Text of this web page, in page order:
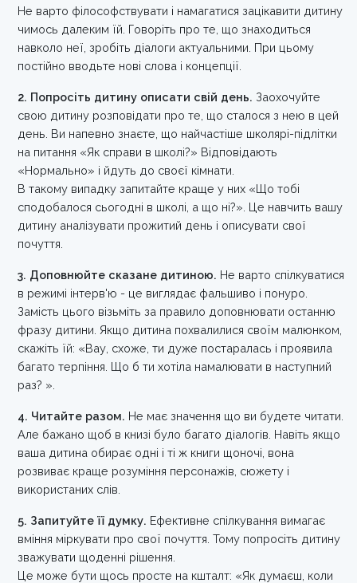
Не варто філософствувати і намагатися зацікавити дитину
чимось далеким їй. Говоріть про те, що знаходиться
навколо неї, зробіть діалоги актуальними. При цьому
постійно вводьте нові слова і концепції.
2. Попросіть дитину описати свій день. Заохочуйте
свою дитину розповідати про те, що сталося з нею в цей
день. Ви напевно знаєте, що найчастіше школярі-підлітки
на питання «Як справи в школі?» Відповідають
«Нормально» і йдуть до своєї кімнати.
В такому випадку запитайте краще у них «Що тобі
сподобалося сьогодні в школі, а що ні?». Це навчить вашу
дитину аналізувати прожитий день і описувати свої
почуття.
3. Доповнюйте сказане дитиною. Не варто спілкуватися
в режимі інтерв'ю - це виглядає фальшиво і понуро.
Замість цього візьміть за правило доповнювати останню
фразу дитини. Якщо дитина похвалилися своїм малюнком,
скажіть їй: «Вау, схоже, ти дуже постаралась і проявила
багато терпіння. Що б ти хотіла намалювати в наступний
раз? ».
4. Читайте разом. Не має значення що ви будете читати.
Але бажано щоб в книзі було багато діалогів. Навіть якщо
ваша дитина обирає одні і ті ж книги щоночі, вона
розвиває краще розуміння персонажів, сюжету і
використаних слів.
5. Запитуйте її думку. Ефективне спілкування вимагає
вміння міркувати про свої почуття. Тому попросіть дитину
зважувати щоденні рішення.
Це може бути щось просте на кшталт: «Як думаєш, коли